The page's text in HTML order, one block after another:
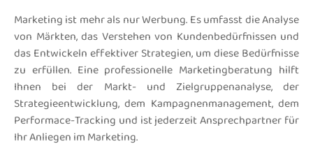
Marketing ist mehr als nur Werbung. Es umfasst die Analyse
von Märkten, das Verstehen von Kundenbedürfnissen und
das Entwickeln effektiver Strategien, um diese Bedürfnisse
zu erfüllen. Eine professionelle Marketingberatung hilft
Ihnen bei der Markt- und Zielgruppenanalyse, der
Strategieentwicklung, dem Kampagnenmanagement, dem
Performace-Tracking und ist jederzeit Ansprechpartner für
Ihr Anliegen im Marketing.